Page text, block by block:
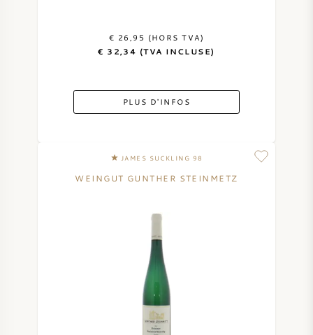
€ 26,95 (HORS TVA)
€ 32,34 (TVA INCLUSE)
PLUS D'INFOS
JAMES SUCKLING 98
WEINGUT GUNTHER STEINMETZ